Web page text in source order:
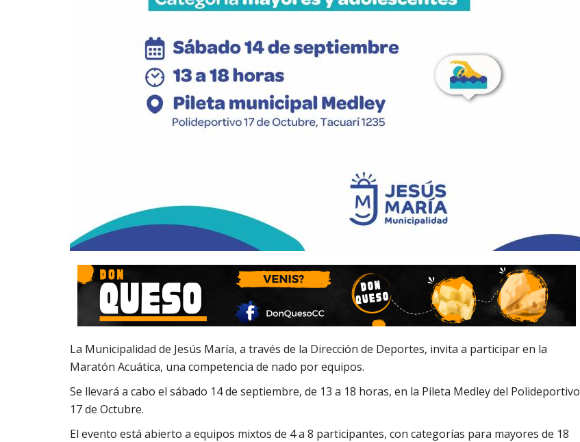
La Municipalidad de Jesús María, a través de la Dirección de Deportes, invita a participar en la
Maratón Acuática, una competencia de nado por equipos.
Se llevará a cabo el sábado 14 de septiembre, de 13 a 18 horas, en la Pileta Medley del Polideportivo
17 de Octubre.
El evento está abierto a equipos mixtos de 4 a 8 participantes, con categorías para mayores de 18